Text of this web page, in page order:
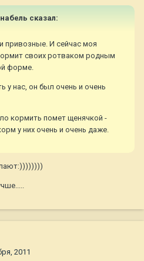
сказал:
привозные. И сейчас моя
своих ротваком родным
форме.
у нас, он был очень и очень
кормить помет щенячкой -
у них очень и очень даже.
2011